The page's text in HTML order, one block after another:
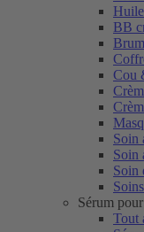
BB
Cou
Soin
Soin
Soin
Sérum
Tout